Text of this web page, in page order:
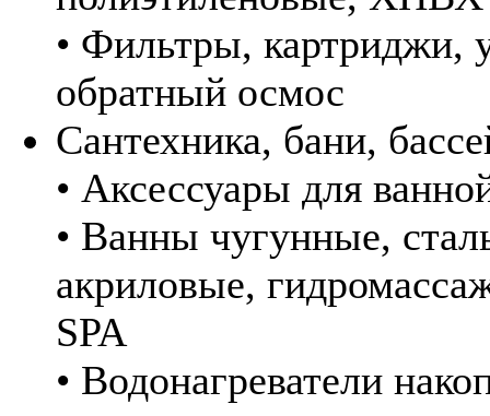
• Фильтры, картриджи,
обратный осмос
Сантехника, бани,
• Аксессуары для
• Ванны чугунные,
акриловые,
SPA
• Водонагреватели